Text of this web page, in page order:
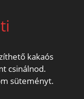
kakaós
csinálnod.
süteményt.